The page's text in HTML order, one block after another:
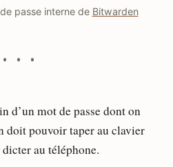
passe interne de Bitwarden
d’un mot de passe dont on
doit pouvoir taper au clavier
au téléphone.